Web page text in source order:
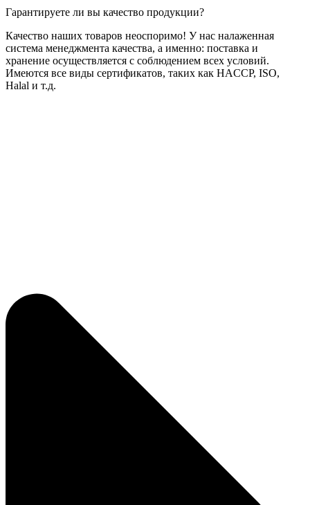
Гарантируете ли вы качество продукции?
Качество наших товаров неоспоримо! У нас налаженная
система менеджмента качества, а именно: поставка и
хранение осуществляется с соблюдением всех условий.
Имеются все виды сертификатов, таких как HACCP, ISO,
Halal и т.д.